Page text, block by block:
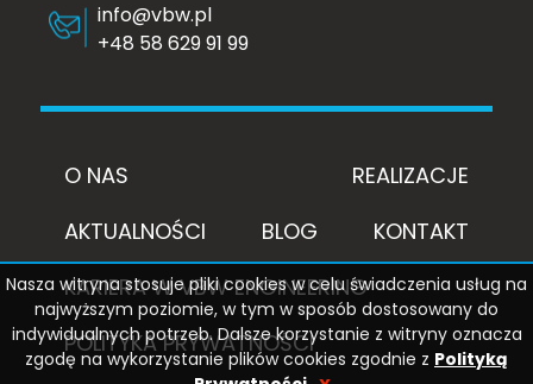
Nasza witryna stosuje pliki cookies w celu świadczenia usług na
najwyższym poziomie, w tym w sposób dostosowany do
indywidualnych potrzeb. Dalsze korzystanie z witryny oznacza
zgodę na wykorzystanie plików cookies zgodnie z Polityką
info@vbw.pl
+48 58 629 91 99
O NAS
REALIZACJE
AKTUALNOŚCI
BLOG
KONTAKT
KARIERA W VBW ENGINEERING
POLITYKA PRYWATNOŚCI